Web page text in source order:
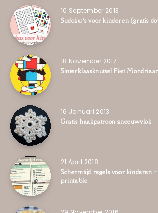
10 September 2013
Sudoku’s voor kinderen (gratis
18 November 2017
Sinterklaasknutsel Piet
16 Januari 2013
Gratis haakpatroon sneeuwvlok
21 April 2018
Schermtijd regels voor kinderen
printable